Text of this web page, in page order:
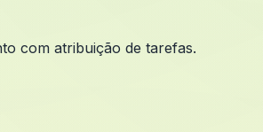
com atribuição de tarefas.